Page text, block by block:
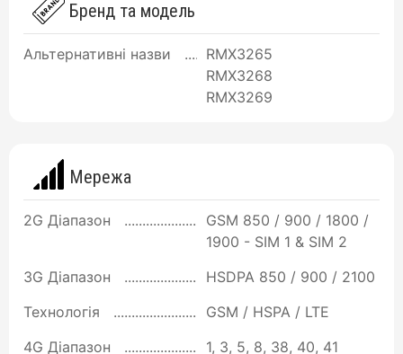
Бренд та модель
Альтернативні назви
RMX3265
RMX3268
RMX3269
Мережа
2G Діапазон
GSM 850 / 900 / 1800 /
1900 - SIM 1 & SIM 2
3G Діапазон
HSDPA 850 / 900 / 2100
Технологія
GSM / HSPA / LTE
4G Діапазон
1, 3, 5, 8, 38, 40, 41